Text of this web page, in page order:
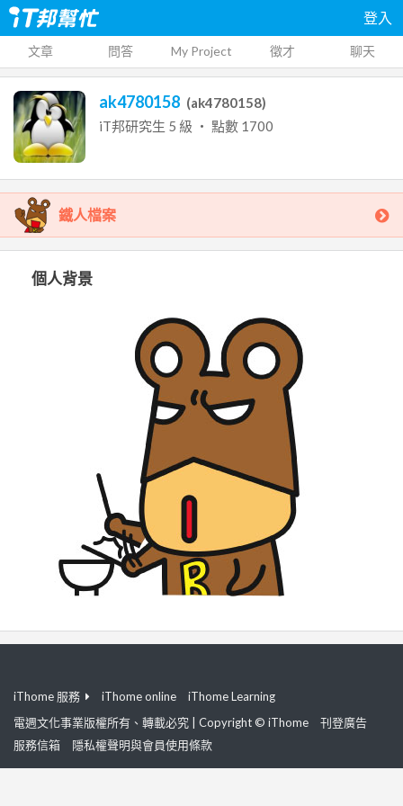
登入
文章 問答 My Project 徵才 聊天
ak4780158 (ak4780158)
iT邦研究生 5 級 ‧ 點數 1700
鐵人檔案
個人背景
iThome 服務 iThome online
iThome Learning
電週文化事業版權所有、轉載必究 | Copyright © iThome
刊登廣告
服務信箱
隱私權聲明與會員使用條款